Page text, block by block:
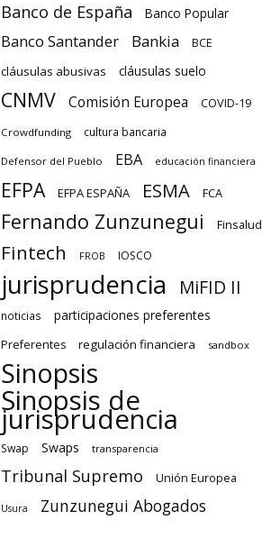
Banco de España Banco Popular
Banco Santander Bankia BCE
cláusulas abusivas cláusulas suelo
CNMV Comisión Europea COVID-19
Crowdfunding cultura bancaria
Defensor del Pueblo EBA educación financiera
EFPA EFPA ESPAÑA ESMA FCA
Fernando Zunzunegui Finsalud
Fintech FROB IOSCO
jurisprudencia MiFID II
noticias participaciones preferentes
Preferentes regulación financiera sandbox
Sinopsis
Sinopsis de
jurisprudencia
Swap Swaps transparencia
Tribunal Supremo Unión Europea
Usura Zunzunegui Abogados